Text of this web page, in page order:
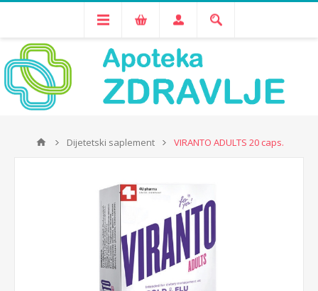
Dijetetski saplement VIRANTO ADULTS 20 caps.